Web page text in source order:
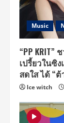
Music
“PP
เปรี้ยวในซิง
สดใส ได้ “
Ice witch